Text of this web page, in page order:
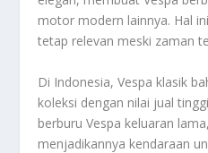
motor modern lainnya. Hal
tetap relevan meski zaman
Di Indonesia, Vespa klasik
koleksi dengan nilai jual
berburu Vespa keluaran
menjadikannya kendaraan